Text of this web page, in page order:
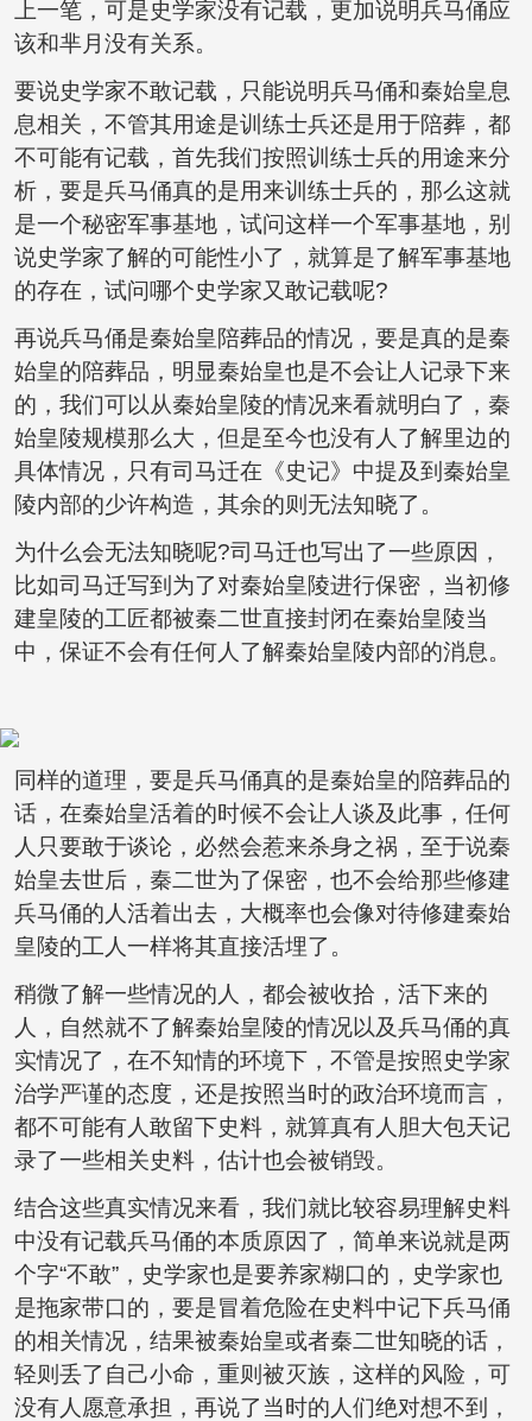
上一笔，可是史学家没有记载，更加说明兵马俑应
该和芈月没有关系。
要说史学家不敢记载，只能说明兵马俑和秦始皇息
息相关，不管其用途是训练士兵还是用于陪葬，都
不可能有记载，首先我们按照训练士兵的用途来分
析，要是兵马俑真的是用来训练士兵的，那么这就
是一个秘密军事基地，试问这样一个军事基地，别
说史学家了解的可能性小了，就算是了解军事基地
的存在，试问哪个史学家又敢记载呢?
再说兵马俑是秦始皇陪葬品的情况，要是真的是秦
始皇的陪葬品，明显秦始皇也是不会让人记录下来
的，我们可以从秦始皇陵的情况来看就明白了，秦
始皇陵规模那么大，但是至今也没有人了解里边的
具体情况，只有司马迁在《史记》中提及到秦始皇
陵内部的少许构造，其余的则无法知晓了。
为什么会无法知晓呢?司马迁也写出了一些原因，
比如司马迁写到为了对秦始皇陵进行保密，当初修
建皇陵的工匠都被秦二世直接封闭在秦始皇陵当
中，保证不会有任何人了解秦始皇陵内部的消息。
同样的道理，要是兵马俑真的是秦始皇的陪葬品的
话，在秦始皇活着的时候不会让人谈及此事，任何
人只要敢于谈论，必然会惹来杀身之祸，至于说秦
始皇去世后，秦二世为了保密，也不会给那些修建
兵马俑的人活着出去，大概率也会像对待修建秦始
皇陵的工人一样将其直接活埋了。
稍微了解一些情况的人，都会被收拾，活下来的
人，自然就不了解秦始皇陵的情况以及兵马俑的真
实情况了，在不知情的环境下，不管是按照史学家
治学严谨的态度，还是按照当时的政治环境而言，
都不可能有人敢留下史料，就算真有人胆大包天记
录了一些相关史料，估计也会被销毁。
结合这些真实情况来看，我们就比较容易理解史料
中没有记载兵马俑的本质原因了，简单来说就是两
个字“不敢”，史学家也是要养家糊口的，史学家也
是拖家带口的，要是冒着危险在史料中记下兵马俑
的相关情况，结果被秦始皇或者秦二世知晓的话，
轻则丢了自己小命，重则被灭族，这样的风险，可
没有人愿意承担，再说了当时的人们绝对想不到，